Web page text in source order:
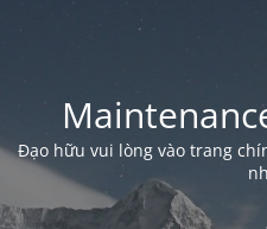
Đạo hữu vui lòng vào trang